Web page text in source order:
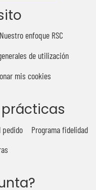
Nuestro enfoque RSC
de utilización
mis cookies
pedido
Programa fidelidad